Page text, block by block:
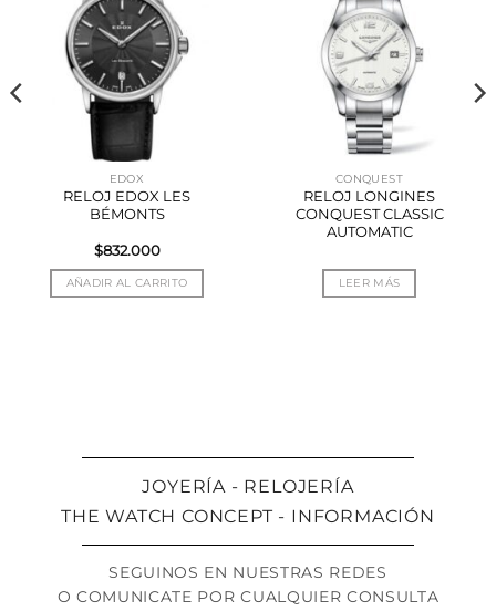
EDOX
RELOJ EDOX LES
BÉMONTS
$832.000
AÑADIR AL CARRITO
CONQUEST
RELOJ LONGINES
CONQUEST CLASSIC
AUTOMATIC
LEER MÁS
JOYERÍA - RELOJERÍA
THE WATCH CONCEPT - INFORMACIÓN
SEGUINOS EN NUESTRAS REDES
O COMUNICATE POR CUALQUIER CONSULTA